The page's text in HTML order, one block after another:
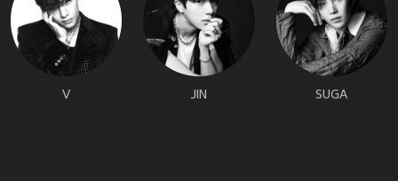
V JIN SUGA